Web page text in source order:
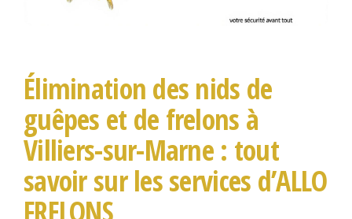
Élimination des nids de
guêpes et de frelons à
Villiers-sur-Marne : tout
savoir sur les services d’ALLO